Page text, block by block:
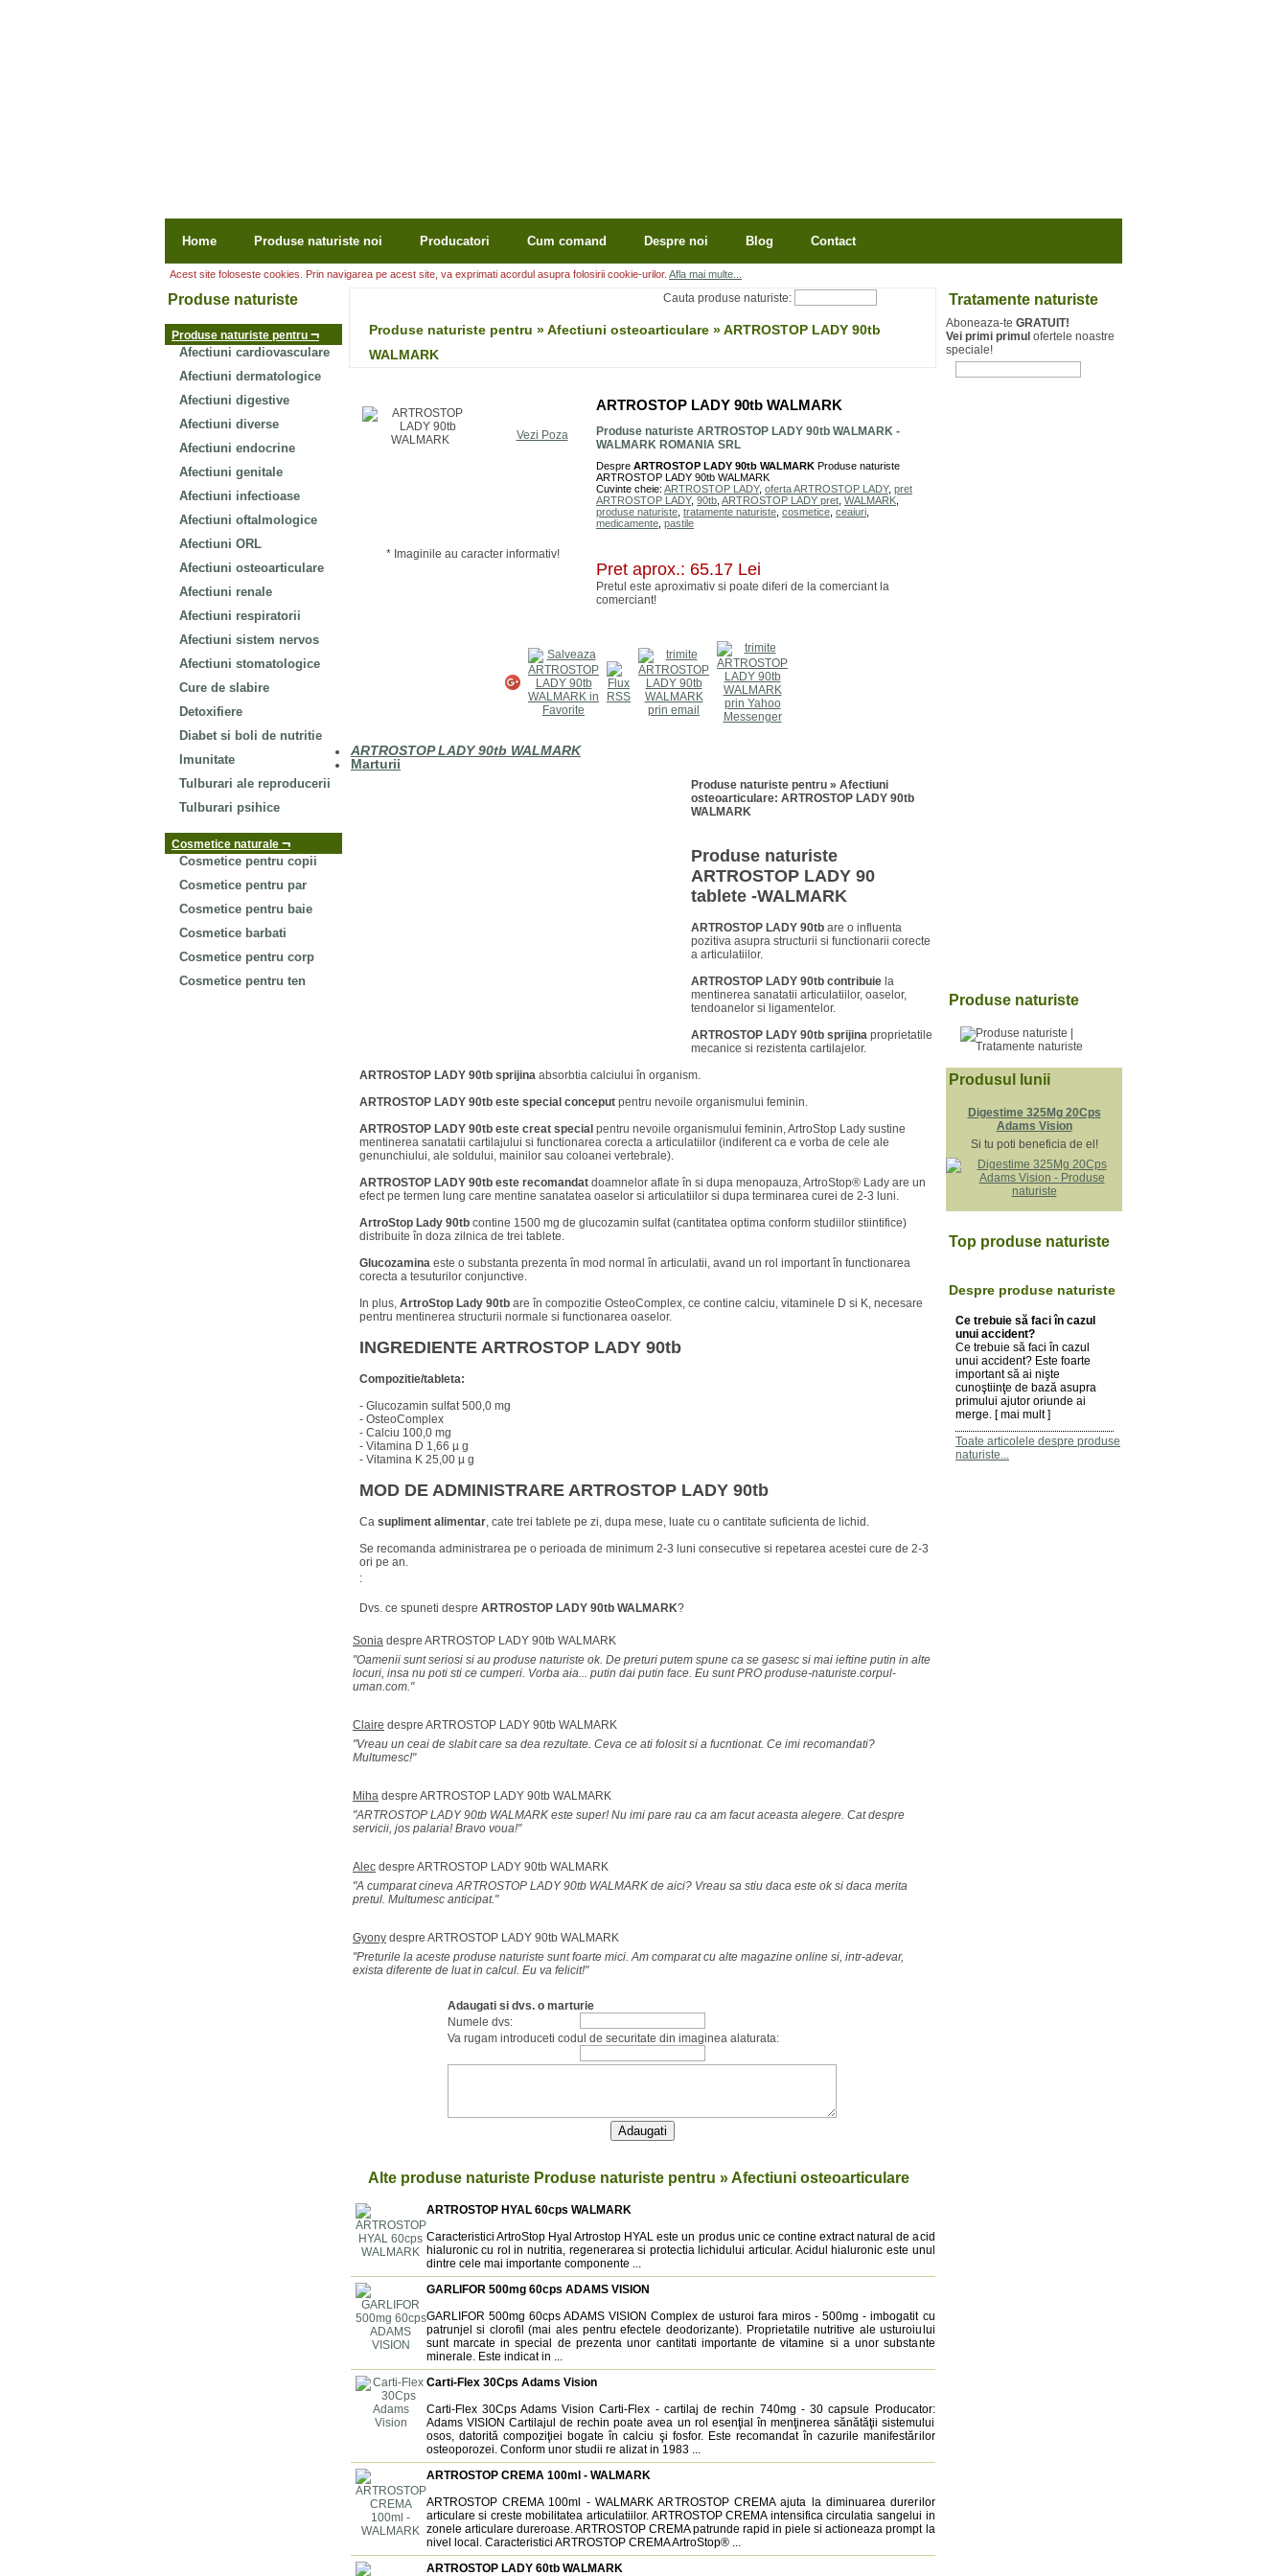
Home Produse naturiste noi Producatori Cum comand Despre noi Blog Contact
Acest site foloseste cookies. Prin navigarea pe acest site, va exprimati acordul asupra folosirii cookie-urilor. Afla mai multe...
Cauta produse naturiste:
Produse naturiste
Produse naturiste pentru ¬
Afectiuni cardiovasculare
Afectiuni dermatologice
Afectiuni digestive
Afectiuni diverse
Afectiuni endocrine
Afectiuni genitale
Afectiuni infectioase
Afectiuni oftalmologice
Afectiuni ORL
Afectiuni osteoarticulare
Afectiuni renale
Afectiuni respiratorii
Afectiuni sistem nervos
Afectiuni stomatologice
Cure de slabire
Detoxifiere
Diabet si boli de nutritie
Imunitate
Tulburari ale reproducerii
Tulburari psihice
Cosmetice naturale ¬
Cosmetice pentru copii
Cosmetice pentru par
Cosmetice pentru baie
Cosmetice barbati
Cosmetice pentru corp
Cosmetice pentru ten
Produse naturiste pentru » Afectiuni osteoarticulare » ARTROSTOP LADY 90tb
WALMARK
Vezi Poza
* Imaginile au caracter informativ!
ARTROSTOP LADY 90tb WALMARK
Produse naturiste ARTROSTOP LADY 90tb WALMARK -
WALMARK ROMANIA SRL
Despre ARTROSTOP LADY 90tb WALMARK Produse naturiste
ARTROSTOP LADY 90tb WALMARK
Cuvinte cheie: ARTROSTOP LADY, oferta ARTROSTOP LADY, pret
ARTROSTOP LADY, 90tb ARTROSTOP LADY pret WALMARK
produse naturiste tratamente naturiste cosmetice ceaiuri
medicamente pastile
Pret aprox.: 65.17 Lei
Pretul este aproximativ si poate diferi de la comerciant la
comerciant!
ARTROSTOP LADY 90tb WALMARK
Marturii
Produse naturiste pentru » Afectiuni
osteoarticulare: ARTROSTOP LADY 90tb
WALMARK
Produse naturiste
ARTROSTOP LADY 90
tablete -WALMARK
ARTROSTOP LADY 90tb are o influenta
pozitiva asupra structurii si functionarii corecte
a articulatiilor.
ARTROSTOP LADY 90tb contribuie la
mentinerea sanatatii articulatiilor, oaselor,
tendoanelor si ligamentelor.
ARTROSTOP LADY 90tb sprijina proprietatile
mecanice si rezistenta cartilajelor.
ARTROSTOP LADY 90tb sprijina absorbtia calciului în organism.
ARTROSTOP LADY 90tb este special conceput pentru nevoile organismului feminin.
ARTROSTOP LADY 90tb este creat special pentru nevoile organismului feminin, ArtroStop Lady sustine
mentinerea sanatatii cartilajului si functionarea corecta a articulatiilor (indiferent ca e vorba de cele ale
genunchiului, ale soldului, mainilor sau coloanei vertebrale).
ARTROSTOP LADY 90tb este recomandat doamnelor aflate în si dupa menopauza, ArtroStop® Lady are un
efect pe termen lung care mentine sanatatea oaselor si articulatiilor si dupa terminarea curei de 2-3 luni.
ArtroStop Lady 90tb contine 1500 mg de glucozamin sulfat (cantitatea optima conform studiilor stiintifice)
distribuite în doza zilnica de trei tablete.
Glucozamina este o substanta prezenta în mod normal în articulatii, avand un rol important în functionarea
corecta a tesuturilor conjunctive.
In plus, ArtroStop Lady 90tb are în compozitie OsteoComplex, ce contine calciu, vitaminele D si K, necesare
pentru mentinerea structurii normale si functionarea oaselor.
INGREDIENTE ARTROSTOP LADY 90tb
Compozitie/tableta:
- Glucozamin sulfat 500,0 mg
- OsteoComplex
- Calciu 100,0 mg
- Vitamina D 1,66 µ g
- Vitamina K 25,00 µ g
MOD DE ADMINISTRARE ARTROSTOP LADY 90tb
Ca supliment alimentar , cate trei tablete pe zi, dupa mese, luate cu o cantitate suficienta de lichid.
Se recomanda administrarea pe o perioada de minimum 2-3 luni consecutive si repetarea acestei cure de 2-3
ori pe an.
:
Dvs. ce spuneti despre ARTROSTOP LADY 90tb WALMARK?
Sonia despre ARTROSTOP LADY 90tb WALMARK
"Oamenii sunt seriosi si au produse naturiste ok. De preturi putem spune ca se gasesc si mai ieftine putin in alte
locuri, insa nu poti sti ce cumperi. Vorba aia... putin dai putin face. Eu sunt PRO produse-naturiste.corpul-
uman.com."
Claire despre ARTROSTOP LADY 90tb WALMARK
"Vreau un ceai de slabit care sa dea rezultate. Ceva ce ati folosit si a fucntionat. Ce imi recomandati?
Multumesc!"
Miha despre ARTROSTOP LADY 90tb WALMARK
"ARTROSTOP LADY 90tb WALMARK este super! Nu imi pare rau ca am facut aceasta alegere. Cat despre
servicii, jos palaria! Bravo voua!"
Alec despre ARTROSTOP LADY 90tb WALMARK
"A cumparat cineva ARTROSTOP LADY 90tb WALMARK de aici? Vreau sa stiu daca este ok si daca merita
pretul. Multumesc anticipat."
Gyony despre ARTROSTOP LADY 90tb WALMARK
"Preturile la aceste produse naturiste sunt foarte mici. Am comparat cu alte magazine online si, intr-adevar,
exista diferente de luat in calcul. Eu va felicit!"
Adaugati si dvs. o marturie
Numele dvs:
Va rugam introduceti codul de securitate din imaginea alaturata:
Alte produse naturiste Produse naturiste pentru » Afectiuni osteoarticulare
ARTROSTOP HYAL 60cps WALMARK
Caracteristici ArtroStop Hyal Artrostop HYAL este un produs unic ce contine extract natural de acid
hialuronic cu rol in nutritia, regenerarea si protectia lichidului articular. Acidul hialuronic este unul
dintre cele mai importante componente ...
GARLIFOR 500mg 60cps ADAMS VISION
GARLIFOR 500mg 60cps ADAMS VISION Complex de usturoi fara miros - 500mg - imbogatit cu
patrunjel si clorofil (mai ales pentru efectele deodorizante). Proprietatile nutritive ale usturoiului
sunt marcate in special de prezenta unor cantitati importante de vitamine si a unor substante
minerale. Este indicat in ...
Carti-Flex 30Cps Adams Vision
Carti-Flex 30Cps Adams Vision Carti-Flex - cartilaj de rechin 740mg - 30 capsule Producator:
Adams VISION Cartilajul de rechin poate avea un rol esenţial în menţinerea sănătăţii sistemului
osos, datorită compoziţiei bogate în calciu şi fosfor. Este recomandat în cazurile manifestărilor
osteoporozei. Conform unor studii re alizat in 1983 ...
ARTROSTOP CREMA 100ml - WALMARK
ARTROSTOP CREMA 100ml - WALMARK ARTROSTOP CREMA ajuta la diminuarea durerilor
articulare si creste mobilitatea articulatiilor. ARTROSTOP CREMA intensifica circulatia sangelui in
zonele articulare dureroase. ARTROSTOP CREMA patrunde rapid in piele si actioneaza prompt la
nivel local. Caracteristici ARTROSTOP CREMA ArtroStop® ...
ARTROSTOP LADY 60tb WALMARK
Tratamente naturiste
Aboneaza-te GRATUIT!
Vei primi primul ofertele noastre
speciale!
Produse naturiste
Produsul lunii
Digestime 325Mg 20Cps
Adams Vision
Si tu poti beneficia de el!
Top produse naturiste
Despre produse naturiste
Ce trebuie să faci în cazul
unui accident?
Ce trebuie să faci în cazul
unui accident? Este foarte
important să ai nişte
cunoştiinţe de bază asupra
primului ajutor oriunde ai
merge. [mai mult]
Toate articolele despre produse
naturiste...